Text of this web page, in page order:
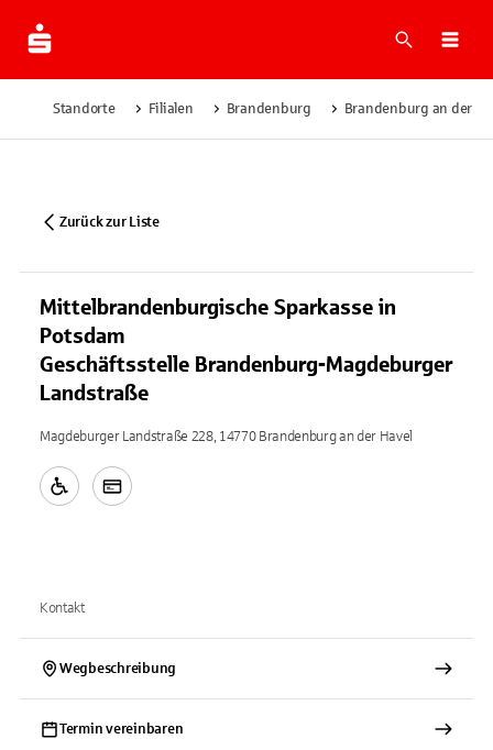
Suche
Standorte Filialen Brandenburg Brandenburg an der
Zurück zur Liste
Mittelbrandenburgische Sparkasse in
Potsdam
Geschäftsstelle Brandenburg-Magdeburger
Landstraße
Magdeburger Landstraße 228, 14770 Brandenburg an der Havel
Kontakt
Wegbeschreibung
Termin vereinbaren